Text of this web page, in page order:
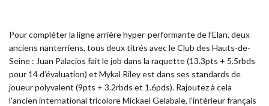
Pour compléter la ligne arrière hyper-performante de l’Elan, deux
anciens nanterriens, tous deux titrés avec le Club des Hauts-de-
Seine : Juan Palacios fait le job dans la raquette (13.3pts + 5.5rbds
pour 14 d’évaluation) et Mykal Riley est dans ses standards de
joueur polyvalent (9pts + 3.2rbds et 1.6pds). Rajoutez à cela
l’ancien international tricolore Mickael Gelabale, l’intérieur français